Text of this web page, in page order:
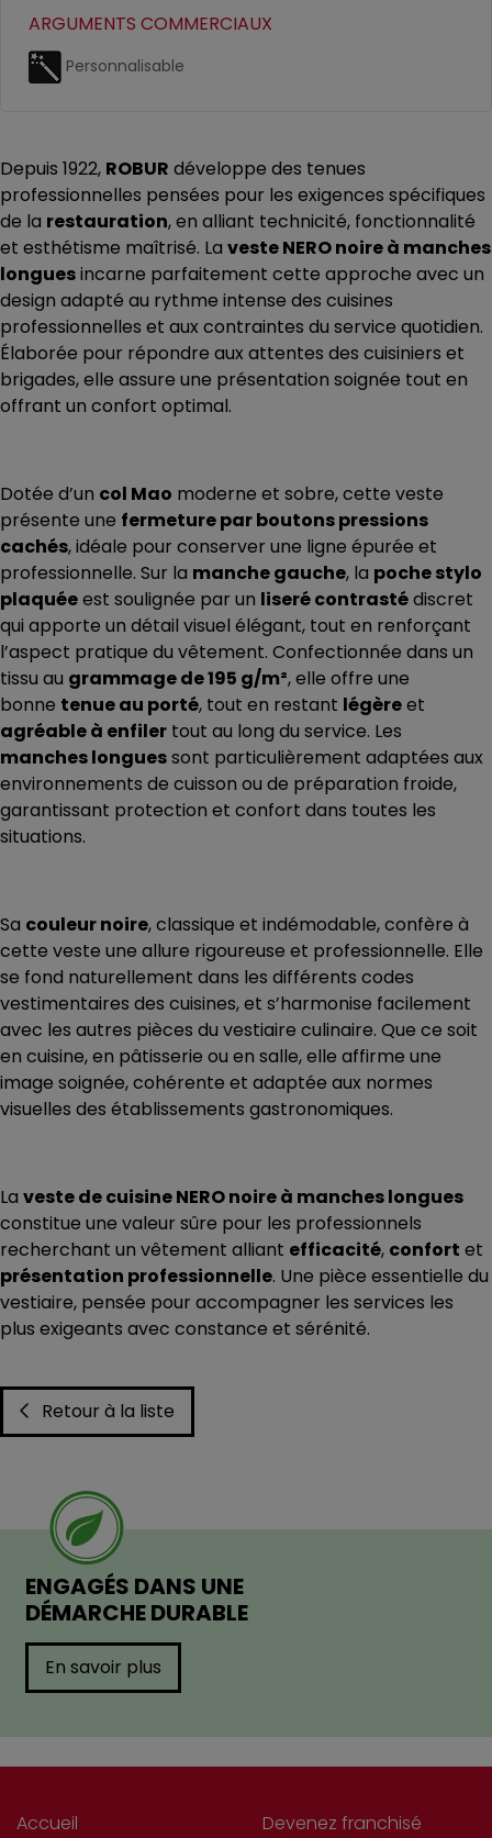
ARGUMENTS COMMERCIAUX
Personnalisable
Depuis 1922, ROBUR développe des tenues
professionnelles pensées pour les exigences spécifiques
de la restauration, en alliant technicité, fonctionnalité
et esthétisme maîtrisé. La veste NERO noire à manches
longuesincarne parfaitement cette approche avec un
design adapté au rythme intense des cuisines
professionnelles et aux contraintes du service quotidien.
Élaborée pour répondre aux attentes des cuisiniers et
brigades, elle assure une présentation soignée tout en
offrant un confort optimal.
Dotée d’un col Mao moderne et sobre, cette veste
présente une fermeture par boutons pressions
cachés, idéale pour conserver une ligne épurée et
professionnelle. Sur la manche gauche, la poche stylo
plaquéeest soulignée par un liseré contrastédiscret
qui apporte un détail visuel élégant, tout en renforçant
l’aspect pratique du vêtement. Confectionnée dans un
tissu au grammage de 195 g/m², elle offre une
bonne tenue au porté, tout en restant légèreet
agréable à enfiler tout au long du service. Les
manches longuessont particulièrement adaptées aux
environnements de cuisson ou de préparation froide,
garantissant protection et confort dans toutes les
situations.
Sa couleur noire, classique et indémodable, confère à
cette veste une allure rigoureuse et professionnelle. Elle
se fond naturellement dans les différents codes
vestimentaires des cuisines, et s’harmonise facilement
avec les autres pièces du vestiaire culinaire. Que ce soit
en cuisine, en pâtisserie ou en salle, elle affirme une
image soignée, cohérente et adaptée aux normes
visuelles des établissements gastronomiques.
La veste de cuisine NERO noire à manches longues
constitue une valeur sûre pour les professionnels
recherchant un vêtement alliant efficacité, confort et
présentation professionnelle. Une pièce essentielle du
vestiaire, pensée pour accompagner les services les
plus exigeants avec constance et sérénité.
Retour à la liste
ENGAGÉS DANS UNE
DÉMARCHE DURABLE
En savoir plus
Accueil
Devenez franchisé